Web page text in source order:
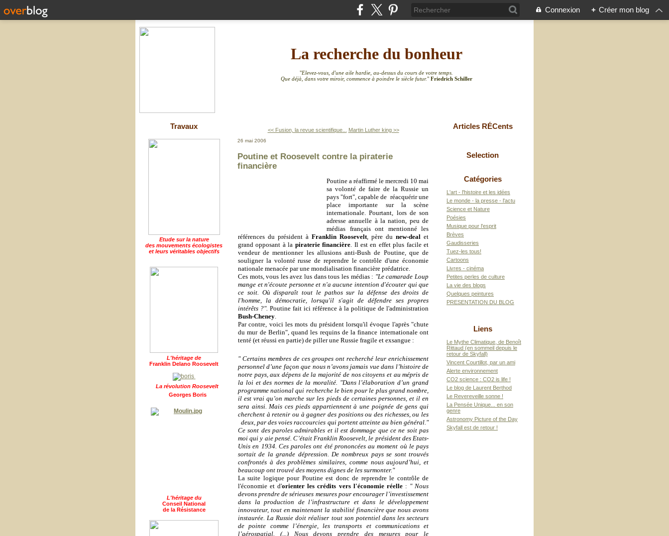
Connexion + Créer mon blog
La recherche du bonheur
"Elevez-vous, d'une aile hardie, au-dessus du cours de votre temps.
Que déjà, dans votre miroir, commence à poindre le siècle futur." Friedrich Schiller
Travaux
Etude sur la nature
des mouvements écologistes
et leurs véritables objectifs
L'héritage de
Franklin Delano Roosevelt
La révolution Roosevelt
Georges Boris
L'héritage du
Conseil National
de la Résistance
<< Fusion, la revue scientifique... Martin Luther king >>
26 mai 2006
Poutine et Roosevelt contre la piraterie
financière
Poutine a réaffirmé le mercredi 10 mai
sa volonté de faire de la Russie un
pays "fort", capable de réacquérir une
place importante sur la scène
internationale. Pourtant, lors de son
adresse annuelle à la nation, peu de
médias français ont mentionné les
références du président à Franklin Roosevelt , père du new-deal et
grand opposant à la piraterie financière . Il est en effet plus facile et
vendeur de mentionner les allusions anti-Bush de Poutine, que de
souligner la volonté russe de reprendre le contrôle d'une économie
nationale menacée par une mondialisation financière prédatrice.
Ces mots, vous les avez lus dans tous les médias : "Le camarade Loup
mange et n'écoute personne et n'a aucune intention d'écouter qui que
ce soit. Où disparaît tout le pathos sur la défense des droits de
l'homme, la démocratie, lorsqu'il s'agit de défendre ses propres
intérêts ?". Poutine fait ici référence à la politique de l'administration
Bush-Cheney
Par contre, voici les mots du président lorsqu'il évoque l'après "chute
du mur de Berlin", quand les requins de la finance internationale ont
tenté (et réussi en partie) de piller une Russie fragile et exsangue :
" Certains membres de ces groupes ont recherché leur enrichissement
personnel d’une façon que nous n’avons jamais vue dans l’histoire de
notre pays, aux dépens de la majorité de nos citoyens et au mépris de
la loi et des normes de la moralité. "Dans l’élaboration d’un grand
programme national qui recherche le bien pour le plus grand nombre,
il est vrai qu’on marche sur les pieds de certaines personnes, et il en
sera ainsi. Mais ces pieds appartiennent à une poignée de gens qui
cherchent à retenir ou à gagner des positions ou des richesses, ou les
deux, par des voies raccourcies qui portent atteinte au bien général."
Ce sont des paroles admirables et il est dommage que ce ne soit pas
moi qui y aie pensé. C’était Franklin Roosevelt, le président des Etats-
Unis en 1934. Ces paroles ont été prononcées au moment où le pays
sortait de la grande dépression. De nombreux pays se sont trouvés
confrontés à des problèmes similaires, comme nous aujourd’hui, et
beaucoup ont trouvé des moyens dignes de les surmonter."
La suite logique pour Poutine est donc de reprendre le contrôle de
l'économie et d'orienter les crédits vers l'économie réelle: " Nous
devons prendre de sérieuses mesures pour encourager l’investissement
dans la production de l’infrastructure et dans le développement
innovateur, tout en maintenant la stabilité financière que nous avons
instaurée. La Russie doit réaliser tout son potentiel dans les secteurs
de pointe comme l’énergie, les transports et communications et
l’aérospatial. (...) Nous devons prendre des mesures pour le
Articles RÉCents
Selection
Catégories
L'art - l'histoire et les idées
Le monde - la presse - l'actu
Science et Nature
Poésies
Musique pour l'esprit
Brèves
Gaudisseries
Tuez-les tous!
Cartoons
Livres - cinéma
Petites perles de culture
La vie des blogs
Quelques peintures
PRESENTATION DU BLOG
Liens
Le Mythe Climatique, de Benoît
Rittaud (en sommeil depuis le
retour de Skyfall)
Vincent Courtillot, par un ami
Alerte environnement
CO2 science : CO2 is life !
Le blog de Laurent Berthod
Le Revereveille sonne !
La Pensée Unique... en son
genre
Astronomy Picture of the Day
Skyfall est de retour !